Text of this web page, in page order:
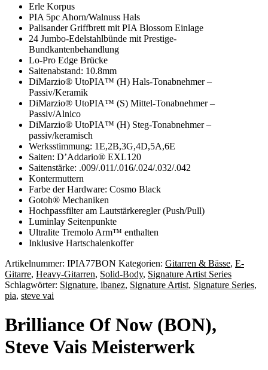
Erle Korpus
PIA 5pc Ahorn/Walnuss Hals
Palisander Griffbrett mit PIA Blossom Einlage
24 Jumbo-Edelstahlbünde mit Prestige-
Bundkantenbehandlung
Lo-Pro Edge Brücke
Saitenabstand: 10.8mm
DiMarzio® UtoPIA™ (H) Hals-Tonabnehmer –
Passiv/Keramik
DiMarzio® UtoPIA™ (S) Mittel-Tonabnehmer –
Passiv/Alnico
DiMarzio® UtoPIA™ (H) Steg-Tonabnehmer –
passiv/keramisch
Werksstimmung: 1E,2B,3G,4D,5A,6E
Saiten: D’Addario® EXL120
Saitenstärke: .009/.011/.016/.024/.032/.042
Kontermuttern
Farbe der Hardware: Cosmo Black
Gotoh® Mechaniken
Hochpassfilter am Lautstärkeregler (Push/Pull)
Luminlay Seitenpunkte
Ultralite Tremolo Arm™ enthalten
Inklusive Hartschalenkoffer
Artikelnummer: IPIA77BON Kategorien: Gitarren & Bässe, E-
Gitarre, Heavy-Gitarren, Solid-Body, Signature Artist Series
Schlagwörter: Signature, ibanez, Signature Artist, Signature Series,
pia, steve vai
Brilliance Of Now (BON),
Steve Vais Meisterwerk